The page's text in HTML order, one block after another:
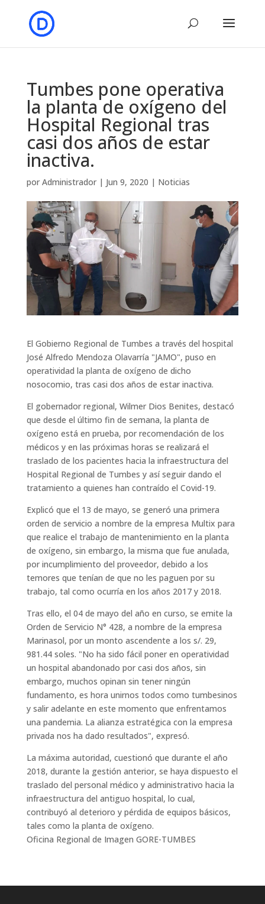
Tumbes pone operativa
la planta de oxígeno del
Hospital Regional tras
casi dos años de estar
inactiva.
por Administrador| Jun 9, 2020 | Noticias
El Gobierno Regional de Tumbes a través del hospital
José Alfredo Mendoza Olavarría "JAMO", puso en
operatividad la planta de oxígeno de dicho
nosocomio, tras casi dos años de estar inactiva.
El gobernador regional, Wilmer Dios Benites, destacó
que desde el último fin de semana, la planta de
oxígeno está en prueba, por recomendación de los
médicos y en las próximas horas se realizará el
traslado de los pacientes hacia la infraestructura del
Hospital Regional de Tumbes y así seguir dando el
tratamiento a quienes han contraído el Covid-19.
Explicó que el 13 de mayo, se generó una primera
orden de servicio a nombre de la empresa Multix para
que realice el trabajo de mantenimiento en la planta
de oxígeno, sin embargo, la misma que fue anulada,
por incumplimiento del proveedor, debido a los
temores que tenían de que no les paguen por su
trabajo, tal como ocurría en los años 2017 y 2018.
Tras ello, el 04 de mayo del año en curso, se emite la
Orden de Servicio N° 428, a nombre de la empresa
Marinasol, por un monto ascendente a los s/. 29,
981.44 soles. "No ha sido fácil poner en operatividad
un hospital abandonado por casi dos años, sin
embargo, muchos opinan sin tener ningún
fundamento, es hora unirnos todos como tumbesinos
y salir adelante en este momento que enfrentamos
una pandemia. La alianza estratégica con la empresa
privada nos ha dado resultados", expresó.
La máxima autoridad, cuestionó que durante el año
2018, durante la gestión anterior, se haya dispuesto el
traslado del personal médico y administrativo hacia la
infraestructura del antiguo hospital, lo cual,
contribuyó al deterioro y pérdida de equipos básicos,
tales como la planta de oxígeno.
Oficina Regional de Imagen GORE-TUMBES